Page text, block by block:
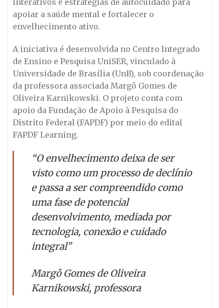
apoiar a saúde mental e fortalecer o
envelhecimento ativo.
A iniciativa é desenvolvida no Centro Integrado
de Ensino e Pesquisa UniSER, vinculado à
Universidade de Brasília (UnB), sob coordenação
da professora associada Margô Gomes de
Oliveira Karnikowski. O projeto conta com
apoio da Fundação de Apoio à Pesquisa do
Distrito Federal (FAPDF) por meio do edital
FAPDF Learning.
“O envelhecimento deixa de ser
visto como um processo de declínio
e passa a ser compreendido como
uma fase de potencial
desenvolvimento, mediada por
tecnologia, conexão e cuidado
integral”
Margô Gomes de Oliveira
Karnikowski, professora